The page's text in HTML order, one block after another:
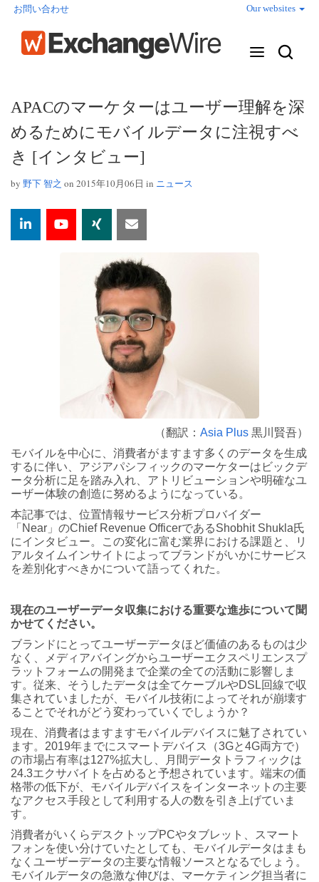
お問い合わせ Our websites
APACのマーケターはユーザー理解を深
めるためにモバイルデータに注視すべ
き [インタビュー]
by 野下 智之 on 2015年10月06日 in ニュース
（翻訳： Asia Plus 黒川賢吾）
モバイルを中心に、消費者がますます多くのデータを生成
するに伴い、アジアパシフィックのマーケターはビックデ
ータ分析に足を踏み入れ、アトリビューションや明確なユ
ーザー体験の創造に努めるようになっている。
本記事では、位置情報サービス分析プロバイダー
「Near」のChief Revenue OfficerであるShobhit Shukla氏
にインタビュー。この変化に富む業界における課題と、リ
アルタイムインサイトによってブランドがいかにサービス
を差別化すべきかについて語ってくれた。
現在のユーザーデータ収集における重要な進歩について聞
かせてください。
ブランドにとってユーザーデータほど価値のあるものは少
なく、メディアバイングからユーザーエクスペリエンスプ
ラットフォームの開発まで企業の全ての活動に影響しま
す。従来、そうしたデータは全てケーブルやDSL回線で収
集されていましたが、モバイル技術によってそれが崩壊す
ることでそれがどう変わっていくでしょうか？
現在、消費者はますますモバイルデバイスに魅了されてい
ます。2019年までにスマートデバイス（3Gと4G両方で）
の市場占有率は127%拡大し、月間データトラフィックは
24.3エクサバイトを占めると予想されています。端末の価
格帯の低下が、モバイルデバイスをインターネットの主要
なアクセス手段として利用する人の数を引き上げていま
す。
消費者がいくらデスクトップPCやタブレット、スマート
フォンを使い分けていたとしても、モバイルデータはまも
なくユーザーデータの主要な情報ソースとなるでしょう。
モバイルデータの急激な伸びは、マーケティング担当者に